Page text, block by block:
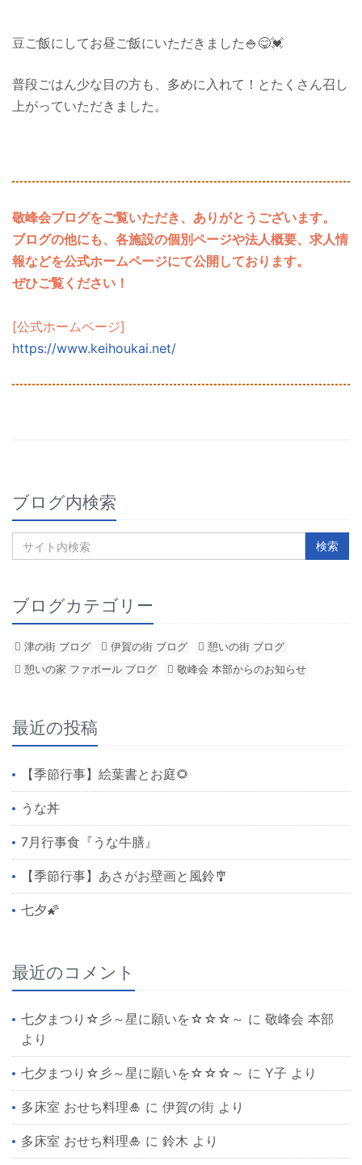
豆ご飯にしてお昼ご飯にいただきました🍚😋💓
普段ごはん少な目の方も、多めに入れて！とたくさん召し
上がっていただきました。
敬峰会ブログをご覧いただき、ありがとうございます。
ブログの他にも、各施設の個別ページや法人概要、求人情
報などを公式ホームページにて公開しております。
ぜひご覧ください！
[公式ホームページ]
https://www.keihoukai.net/
ブログ内検索
ブログカテゴリー
津の街 ブログ 伊賀の街 ブログ
憩いの街 ブログ
憩いの家 ファボール ブログ
敬峰会 本部からのお知らせ
最近の投稿
【季節行事】絵葉書とお庭🌻
うな丼
7月行事食『うな牛膳』
【季節行事】あさがお壁画と風鈴🎐
七夕🌠
最近のコメント
七夕まつり☆彡～星に願いを☆☆☆～ に敬峰会 本部
より
七夕まつり☆彡～星に願いを☆☆☆～ にY子 より
多床室 おせち料理🎍 に伊賀の街 より
多床室 おせち料理🎍 に鈴木 より